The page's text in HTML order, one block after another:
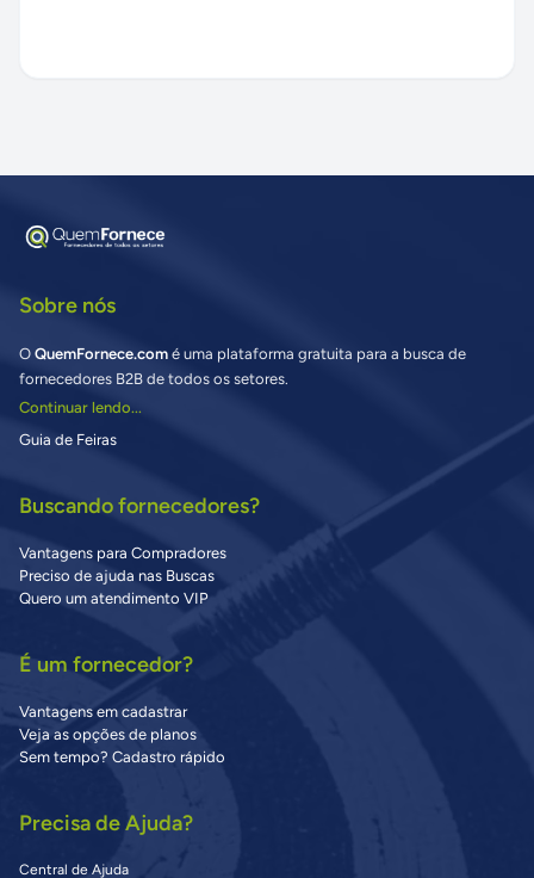
Sobre nós
O QuemFornece.com é uma plataforma gratuita para a busca de
fornecedores B2B de todos os setores.
Continuar lendo...
Guia de Feiras
Buscando fornecedores?
Vantagens para Compradores
Preciso de ajuda nas Buscas
Quero um atendimento VIP
É um fornecedor?
Vantagens em cadastrar
Veja as opções de planos
Sem tempo? Cadastro rápido
Precisa de Ajuda?
Central de Ajuda